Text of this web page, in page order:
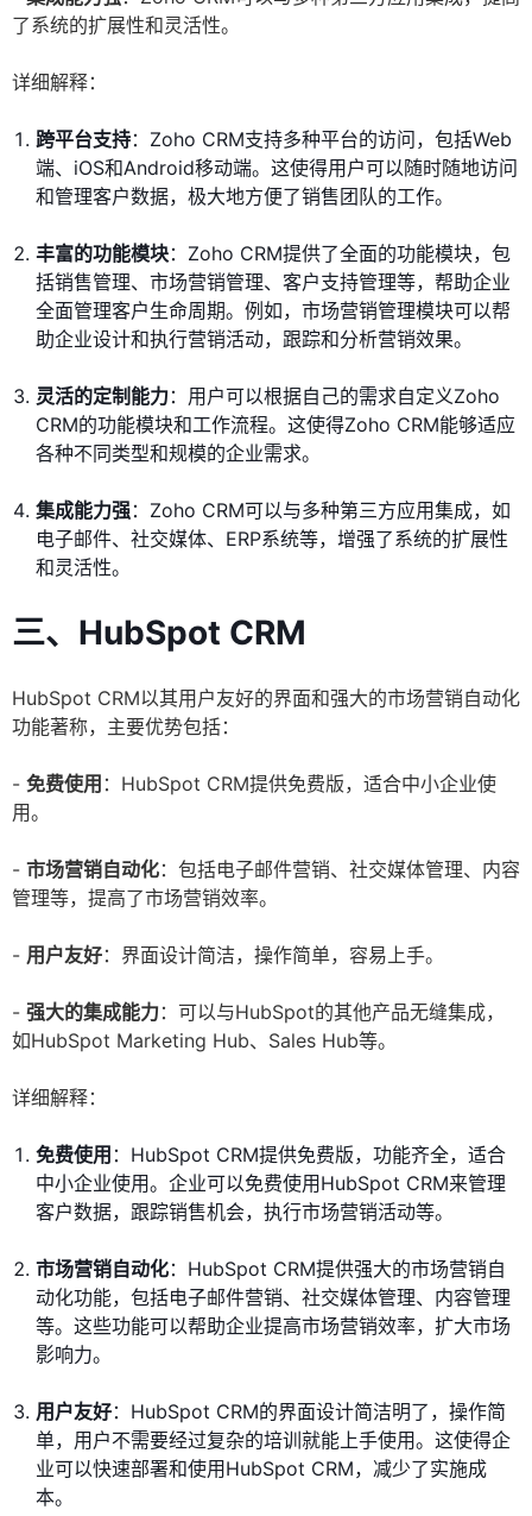
了系统的扩展性和灵活性。
详细解释：
跨平台支持：Zoho CRM支持多种平台的访问，包括Web
端、iOS和Android移动端。这使得用户可以随时随地访问
和管理客户数据，极大地方便了销售团队的工作。
丰富的功能模块：Zoho CRM提供了全面的功能模块，包
括销售管理、市场营销管理、客户支持管理等，帮助企业
全面管理客户生命周期。例如，市场营销管理模块可以帮
助企业设计和执行营销活动，跟踪和分析营销效果。
灵活的定制能力：用户可以根据自己的需求自定义Zoho
CRM的功能模块和工作流程。这使得Zoho CRM能够适应
各种不同类型和规模的企业需求。
集成能力强：Zoho CRM可以与多种第三方应用集成，如
电子邮件、社交媒体、ERP系统等，增强了系统的扩展性
和灵活性。
三、HubSpot CRM
HubSpot CRM以其用户友好的界面和强大的市场营销自动化
功能著称，主要优势包括：
- 免费使用 ：HubSpot CRM提供免费版，适合中小企业使
用。
- 市场营销自动化：包括电子邮件营销、社交媒体管理、内容
管理等，提高了市场营销效率。
- 用户友好：界面设计简洁，操作简单，容易上手。
- 强大的集成能力：可以与HubSpot的其他产品无缝集成，
如HubSpot Marketing Hub、Sales Hub等。
详细解释：
免费使用 ：HubSpot CRM提供免费版，功能齐全，适合
中小企业使用。企业可以免费使用HubSpot CRM来管理
客户数据，跟踪销售机会，执行市场营销活动等。
市场营销自动化：HubSpot CRM提供强大的市场营销自
动化功能，包括电子邮件营销、社交媒体管理、内容管理
等。这些功能可以帮助企业提高市场营销效率，扩大市场
影响力。
用户友好：HubSpot CRM的界面设计简洁明了，操作简
单，用户不需要经过复杂的培训就能上手使用。这使得企
业可以快速部署和使用HubSpot CRM，减少了实施成
本。